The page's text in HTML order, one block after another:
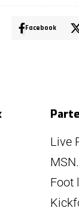
Facebook
Live
Foot